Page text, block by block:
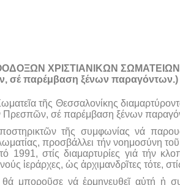
ΧΡΙΣΤΙΑΝΙΚΩΝ ΣΩΜΑΤΕΙΩΝ
σέ παρέμβαση ξένων παραγόντων.)
τῆς Θεσσαλονίκης
Πρεσπῶν, σέ παρέμβαση ξένων
τῆς συμφωνίας νά
προσβάλλει τήν νοημοσύνη
1991, στίς διαμαρτυρίες γιά τήν
ἱεράρχες, ὡς ἀρχιμανδρῖτες τότε,
μποροῦσε νά ἑρμηνευθεῖ αὐτή ἡ